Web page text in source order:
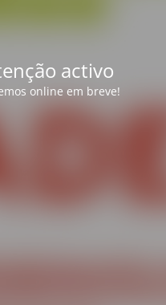
activo
online em breve!